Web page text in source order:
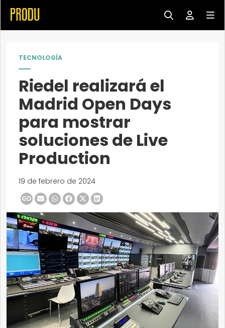
TECNOLOGÍA
Riedel realizará el
Madrid Open Days
para mostrar
soluciones de Live
Production
19 de febrero de 2024